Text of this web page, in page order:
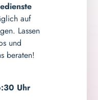
auf
Lassen
und
beraten!
Uhr